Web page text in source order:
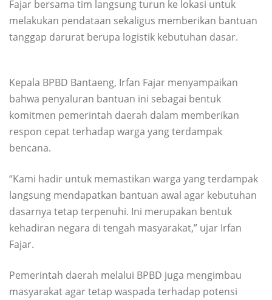
Fajar bersama tim langsung turun ke lokasi untuk
melakukan pendataan sekaligus memberikan bantuan
tanggap darurat berupa logistik kebutuhan dasar.
Kepala BPBD Bantaeng, Irfan Fajar menyampaikan
bahwa penyaluran bantuan ini sebagai bentuk
komitmen pemerintah daerah dalam memberikan
respon cepat terhadap warga yang terdampak
bencana.
“Kami hadir untuk memastikan warga yang terdampak
langsung mendapatkan bantuan awal agar kebutuhan
dasarnya tetap terpenuhi. Ini merupakan bentuk
kehadiran negara di tengah masyarakat,” ujar Irfan
Fajar.
Pemerintah daerah melalui BPBD juga mengimbau
masyarakat agar tetap waspada terhadap potensi